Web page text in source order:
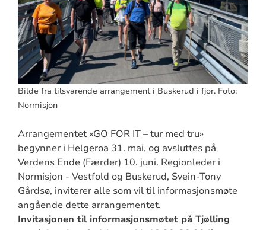
Bilde fra tilsvarende arrangement i Buskerud i fjor. Foto:
Normisjon
Arrangementet «GO FOR IT – tur med tru»
begynner i Helgeroa 31. mai, og avsluttes på
Verdens Ende (Færder) 10. juni. Regionleder i
Normisjon - Vestfold og Buskerud, Svein-Tony
Gårdsø, inviterer alle som vil til informasjonsmøte
angående dette arrangementet.
Invitasjonen til informasjonsmøtet på Tjølling